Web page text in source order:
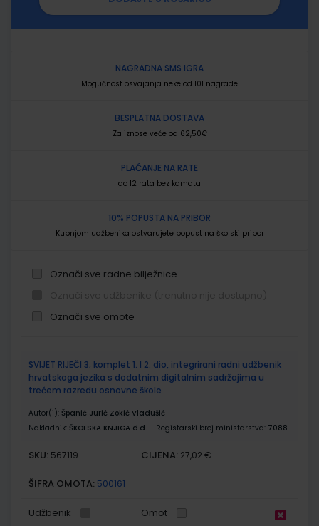
NAGRADNA SMS IGRA
Mogućnost osvajanja neke od 101 nagrade
BESPLATNA DOSTAVA
Za iznose veće od 62,50€
PLAĆANJE NA RATE
do 12 rata bez kamata
10% POPUSTA NA PRIBOR
Kupnjom udžbenika ostvarujete popust na školski pribor
Označi sve radne bilježnice
Označi sve omote
proizvodi
SVIJET RIJEČI 3; komplet 1. I 2. dio, integrirani radni udžbenik
hrvatskoga jezika s dodatnim digitalnim sadržajima u
trećem razredu osnovne škole
Autor(i): Španić Jurić Zokić Vladušić
Nakladnik: ŠKOLSKA KNJIGA d.d. Registarski broj ministarstva: 7088
SKU: 567119 CIJENA: 27,02 €
ŠIFRA OMOTA: 500161
Udžbenik Omot